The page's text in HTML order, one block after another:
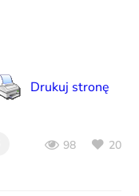
Drukuj stronę
98 20